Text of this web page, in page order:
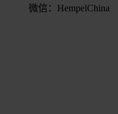
微信：HempelChina